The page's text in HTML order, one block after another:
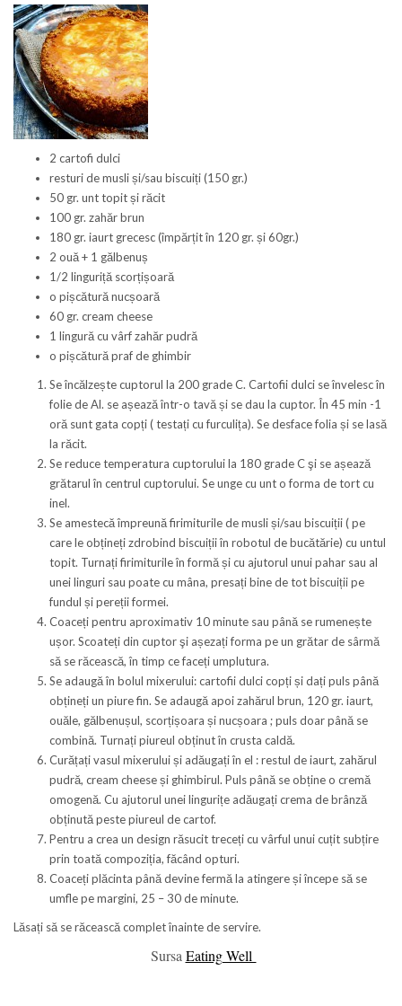
2 cartofi dulci
resturi de musli și/sau biscuiți (150 gr.)
50 gr. unt topit și răcit
100 gr. zahăr brun
180 gr. iaurt grecesc (împărțit în 120 gr. și 60gr.)
2 ouă + 1 gălbenuș
1/2 linguriță scorțișoară
o pișcătură nucșoară
60 gr. cream cheese
1 lingură cu vârf zahăr pudră
o pișcătură praf de ghimbir
Se încălzește cuptorul la 200 grade C. Cartofii dulci se învelesc în
folie de Al. se așează într-o tavă și se dau la cuptor. În 45 min -1
oră sunt gata copți ( testați cu furculița). Se desface folia și se lasă
la răcit.
Se reduce temperatura cuptorului la 180 grade C şi se așează
grătarul în centrul cuptorului. Se unge cu unt o forma de tort cu
inel.
Se amestecă împreună firimiturile de musli și/sau biscuiții ( pe
care le obțineți zdrobind biscuiții în robotul de bucătărie) cu untul
topit. Turnați firimiturile în formă și cu ajutorul unui pahar sau al
unei linguri sau poate cu mâna, presați bine de tot biscuiții pe
fundul și pereții formei.
Coaceți pentru aproximativ 10 minute sau până se rumenește
ușor. Scoateți din cuptor şi așezați forma pe un grătar de sârmă
să se răcească, în timp ce faceți umplutura.
Se adaugă în bolul mixerului: cartofii dulci copți și dați puls până
obțineți un piure fin. Se adaugă apoi zahărul brun, 120 gr. iaurt,
ouăle, gălbenușul, scorțișoara și nucșoara ; puls doar până se
combină. Turnați piureul obținut în crusta caldă.
Curățați vasul mixerului și adăugați în el : restul de iaurt, zahărul
pudră, cream cheese și ghimbirul. Puls până se obține o cremă
omogenă. Cu ajutorul unei lingurițe adăugați crema de brânză
obținută peste piureul de cartof.
Pentru a crea un design răsucit treceți cu vârful unui cuțit subțire
prin toată compoziția, făcând opturi.
Coaceți plăcinta până devine fermă la atingere și începe să se
umfle pe margini, 25 – 30 de minute.
Lăsați să se răcească complet înainte de servire.
Sursa Eating Well